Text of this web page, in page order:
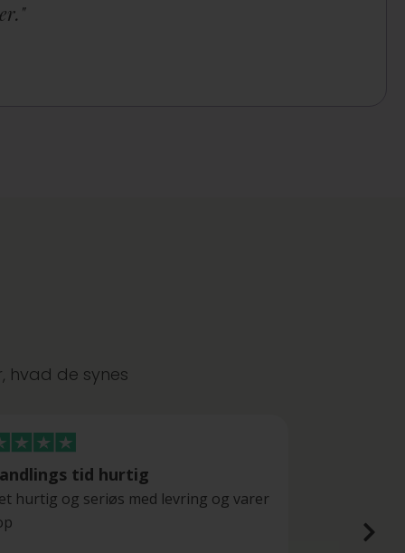
hvad de synes
tid hurtig
hurtig og seriøs med levring og varer